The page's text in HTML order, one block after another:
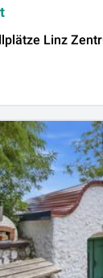
Linz